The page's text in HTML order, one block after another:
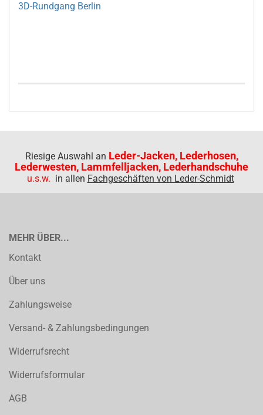
3D-Rundgang Berlin
Riesige Auswahl an Leder-Jacken, Lederhosen,
Lederwesten, Lammfelljacken, Lederhandschuhe
u.s.w. in allen Fachgeschäften von Leder-Schmidt
MEHR ÜBER...
Kontakt
Über uns
Zahlungsweise
Versand- & Zahlungsbedingungen
Widerrufsrecht
Widerrufsformular
AGB